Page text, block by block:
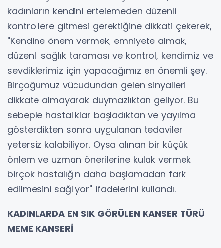
kadınların kendini ertelemeden düzenli
kontrollere gitmesi gerektiğine dikkati çekerek,
"Kendine önem vermek, emniyete almak,
düzenli sağlık taraması ve kontrol, kendimiz ve
sevdiklerimiz için yapacağımız en önemli şey.
Birçoğumuz vücudundan gelen sinyalleri
dikkate almayarak duymazlıktan geliyor. Bu
sebeple hastalıklar başladıktan ve yayılma
gösterdikten sonra uygulanan tedaviler
yetersiz kalabiliyor. Oysa alınan bir küçük
önlem ve uzman önerilerine kulak vermek
birçok hastalığın daha başlamadan fark
edilmesini sağlıyor" ifadelerini kullandı.
KADINLARDA EN SIK GÖRÜLEN KANSER TÜRÜ
MEME KANSERİ